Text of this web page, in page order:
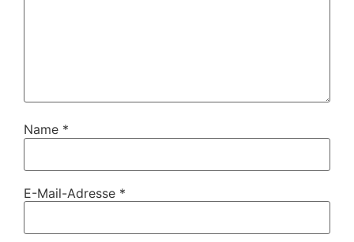
Name *
E-Mail-Adresse *